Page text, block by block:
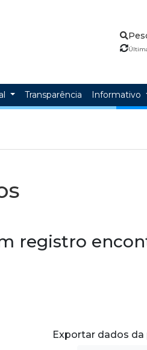
Transparência Informativo
registro
Exportar dados da